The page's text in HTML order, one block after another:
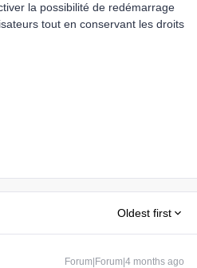
la possibilité de redémarrage
tout en conservant les droits
Oldest first
Forum|Forum|4 months ago